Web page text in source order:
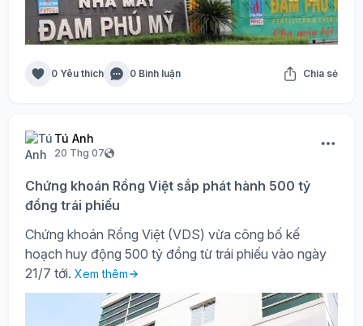
0 Yêu thích 0 Bình luận Chia sẻ
Tú Anh
20 Thg 07
Chứng khoán Rồng Việt sắp phát hành 500 tỷ
đồng trái phiếu
Chứng khoán Rồng Việt (VDS) vừa công bố kế
hoạch huy động 500 tỷ đồng từ trái phiếu vào ngày
21/7 tới. Xem thêm